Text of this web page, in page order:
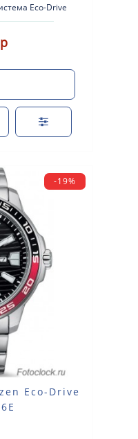
Eco-Drive
световой эне..
-19%
Eco-Drive